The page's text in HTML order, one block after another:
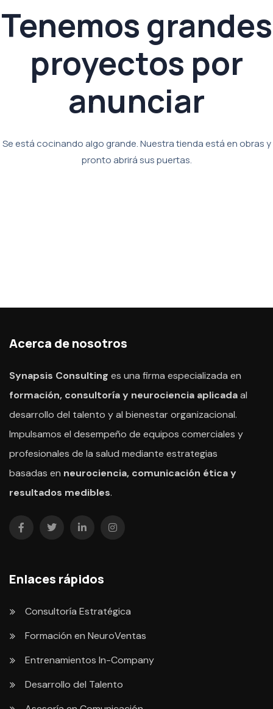
Tenemos grandes
proyectos por
anunciar
Se está cocinando algo grande. Nuestra tienda está en obras y
pronto abrirá sus puertas.
Acerca de nosotros
Synapsis Consulting es una firma especializada en
formación, consultoría y neurociencia aplicadaal
desarrollo del talento y al bienestar organizacional.
Impulsamos el desempeño de equipos comerciales y
profesionales de la salud mediante estrategias
basadas en neurociencia, comunicación ética y
resultados medibles.
Enlaces rápidos
Consultoría Estratégica
Formación en NeuroVentas
Entrenamientos In-Company
Desarrollo del Talento